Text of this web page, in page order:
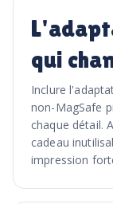
qui
Inclure
non-MagSafe
chaque détail.
cadeau
impression